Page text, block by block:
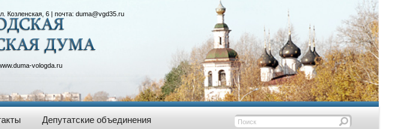
Козленская, 6 | почта: duma@vgd35.ru
vologda.ru
Депутатские объединения